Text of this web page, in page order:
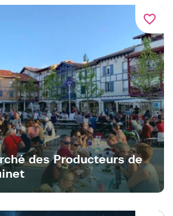
favorite_border
des Producteurs de